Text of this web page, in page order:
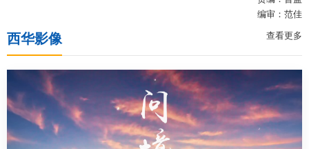
编审：范佳
西华影像 查看更多